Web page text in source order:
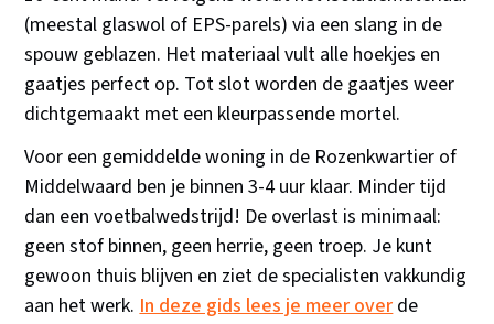
(meestal glaswol of EPS-parels) via een slang in de
spouw geblazen. Het materiaal vult alle hoekjes en
gaatjes perfect op. Tot slot worden de gaatjes weer
dichtgemaakt met een kleurpassende mortel.
Voor een gemiddelde woning in de Rozenkwartier of
Middelwaard ben je binnen 3-4 uur klaar. Minder tijd
dan een voetbalwedstrijd! De overlast is minimaal:
geen stof binnen, geen herrie, geen troep. Je kunt
gewoon thuis blijven en ziet de specialisten vakkundig
aan het werk.In deze gids lees je meer overde